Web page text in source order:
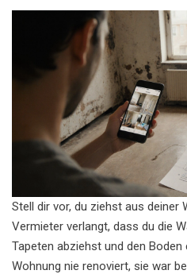
Stell dir vor, du ziehst aus deiner
Vermieter verlangt, dass du die
Tapeten abziehst und den Boden
Wohnung nie renoviert, sie war